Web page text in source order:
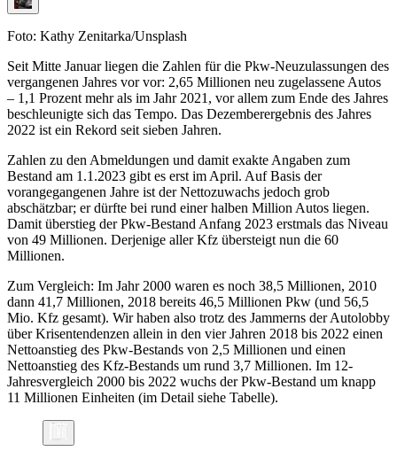
Foto: Kathy Zenitarka/Unsplash
Seit Mitte Januar liegen die Zahlen für die Pkw-Neuzulassungen des
vergangenen Jahres vor vor: 2,65 Millionen neu zugelassene Autos
– 1,1 Prozent mehr als im Jahr 2021, vor allem zum Ende des Jahres
beschleunigte sich das Tempo. Das Dezemberergebnis des Jahres
2022 ist ein Rekord seit sieben Jahren.
Zahlen zu den Abmeldungen und damit exakte Angaben zum
Bestand am 1.1.2023 gibt es erst im April. Auf Basis der
vorangegangenen Jahre ist der Nettozuwachs jedoch grob
abschätzbar; er dürfte bei rund einer halben Million Autos liegen.
Damit überstieg der Pkw-Bestand Anfang 2023 erstmals das Niveau
von 49 Millionen. Derjenige aller Kfz übersteigt nun die 60
Millionen.
Zum Vergleich: Im Jahr 2000 waren es noch 38,5 Millionen, 2010
dann 41,7 Millionen, 2018 bereits 46,5 Millionen Pkw (und 56,5
Mio. Kfz gesamt). Wir haben also trotz des Jammerns der Autolobby
über Krisentendenzen allein in den vier Jahren 2018 bis 2022 einen
Nettoanstieg des Pkw-Bestands von 2,5 Millionen und einen
Nettoanstieg des Kfz-Bestands um rund 3,7 Millionen. Im 12-
Jahresvergleich 2000 bis 2022 wuchs der Pkw-Bestand um knapp
11 Millionen Einheiten (im Detail siehe Tabelle).